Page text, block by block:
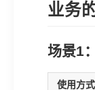
业务
场景1
使用方式